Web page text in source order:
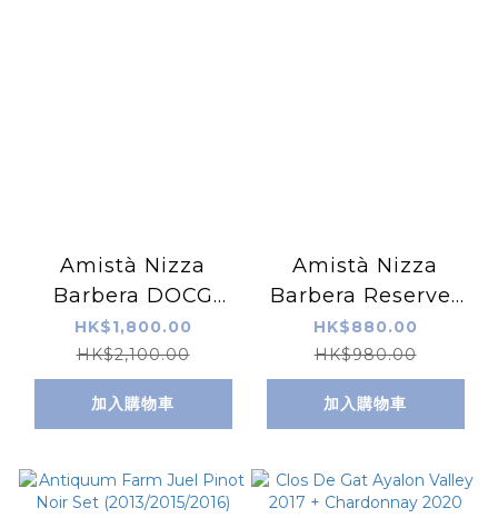
Amistà Nizza
Barbera DOCG
2021 + Vermounth
Set
HK$1,800.00
HK$2,100.00
加入購物車
Amistà Nizza
Barbera Reserver
DOCG 2020
HK$880.00
HK$980.00
加入購物車